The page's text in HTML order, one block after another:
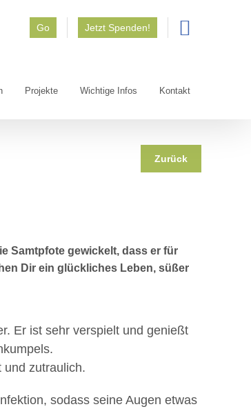
Go Jetzt Spenden!
Projekte Wichtige Infos Kontakt
Zurück
Samtpfote gewickelt, dass er für
Dir ein glückliches Leben, süßer
Er ist sehr verspielt und genießt
und zutraulich.
sodass seine Augen etwas